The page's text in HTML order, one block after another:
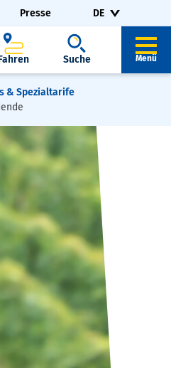
Presse DE
Suche Menü
& Spezialtarife